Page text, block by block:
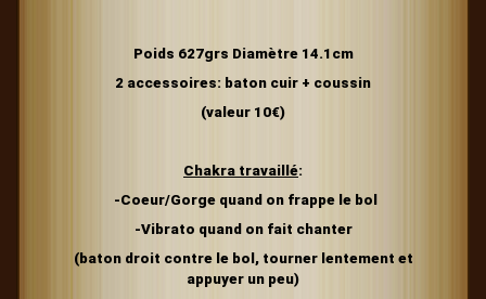
Poids 627grs Diamètre 14.1cm
2 accessoires: baton cuir + coussin
(valeur 10€)
Chakra travaillé:
-Coeur/Gorge quand on frappe le bol
-Vibrato quand on fait chanter
(baton droit contre le bol, tourner lentement et
appuyer un peu)